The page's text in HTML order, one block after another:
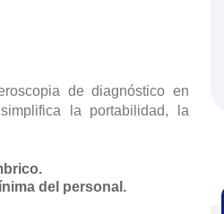
de diagnóstico en
la portabilidad, la
del personal.